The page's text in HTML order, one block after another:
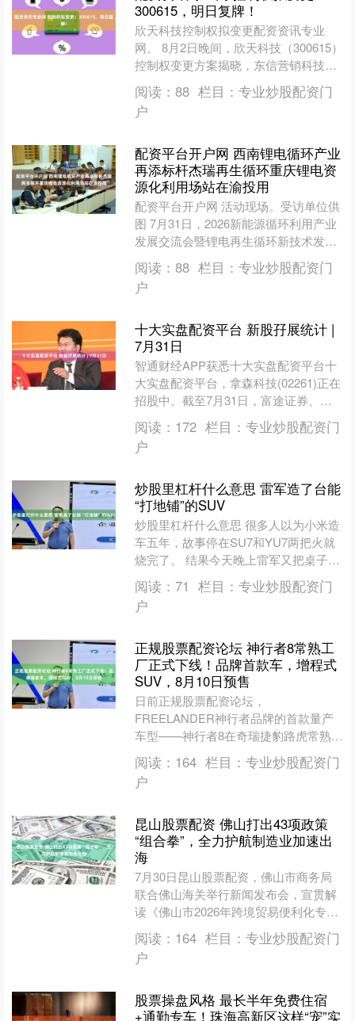
300615，明日复牌！
欣天科技控制权拟变更配资资讯专业
网。 8月2日晚间，欣天科技（300615）
控制权变更方案揭晓，东信营销科技实
际控制人刘杨计划入主，本次交易溢价
幅度达90%。公....
阅读： 88 栏目： 专业炒股配资门
户
配资平台开户网 西南锂电循环产业
再添标杆杰瑞再生循环重庆锂电资
源化利用场站在渝投用
配资平台开户网 活动现场。受访单位供
图 7月31日，2026新能源循环利用产业
发展交流会暨锂电再生循环新技术发布
会在重庆市长寿区举办。本次活动以“绿
蕴巴渝·锂想....
阅读： 88 栏目： 专业炒股配资门
户
十大实盘配资平台 新股孖展统计 |
7月31日
智通财经APP获悉十大实盘配资平台十
大实盘配资平台，拿森科技(02261)正在
招股中。截至7月31日，富途证券、辉
立证券等券商为拿森科技借出27.37亿港
元，超....
阅读： 172 栏目： 专业炒股配资门
户
炒股里杠杆什么意思 雷军造了台能
“打地铺”的SUV
炒股里杠杆什么意思 很多人以为小米造
车五年，故事停在SU7和YU7两把火就
烧完了。 结果今天晚上雷军又把桌子掀
了，端出一套叫“小米昆仑技术架构”的
东西，顺手把澎....
阅读： 71 栏目： 专业炒股配资门
户
正规股票配资论坛 神行者8常熟工
厂正式下线！品牌首款车，增程式
SUV，8月10日预售
日前正规股票配资论坛，
FREELANDER神行者品牌的首款量产
车型——神行者8在奇瑞捷豹路虎常熟工
厂正式下线。据悉，新车为一款增程式
SUV，将于8月10日开启预....
阅读： 164 栏目： 专业炒股配资门
户
昆山股票配资 佛山打出43项政策
“组合拳”，全力护航制造业加速出
海
7月30日昆山股票配资，佛山市商务局
联合佛山海关举行新闻发布会，宣贯解
读《佛山市2026年跨境贸易便利化专项
行动工作措施》（以下简称《工作措
施》）。 今年，佛山....
阅读： 164 栏目： 专业炒股配资门
户
股票操盘风格 最长半年免费住宿
+通勤专车！珠海高新区这样“宠”实